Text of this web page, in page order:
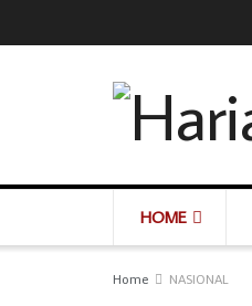
HOME
Home NASIONAL